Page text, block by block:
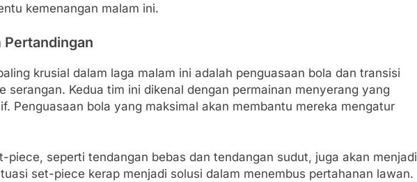
kemenangan malam ini.
Pertandingan
krusial dalam laga malam ini adalah penguasaan bola dan transisi
serangan. Kedua tim ini dikenal dengan permainan menyerang yang
Penguasaan bola yang maksimal akan membantu mereka mengatur
piece, seperti tendangan bebas dan tendangan sudut, juga akan menjadi
set-piece kerap menjadi solusi dalam menembus pertahanan lawan.